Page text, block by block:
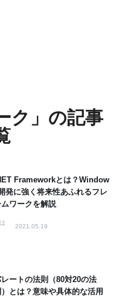
ク」の記事
Frameworkとは？Window
発に強く将来性あふれるフレ
ムワークを解説
2021.05.19
ートの法則（80対20の法
）とは？意味や具体的な活用